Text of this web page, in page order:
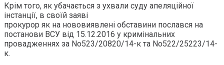
Крім того, як убачається з ухвали суду апеляційної
інстанції, в своїй заяві
прокурор як на нововиявлені обставини послався на
постанови ВСУ від 15.12.2016 у кримінальних
провадженнях за No523/20820/14-к та No522/25223/14-
к.